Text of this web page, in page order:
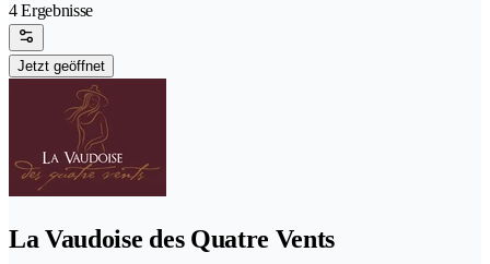
4 Ergebnisse
Jetzt geöffnet
La Vaudoise des Quatre Vents